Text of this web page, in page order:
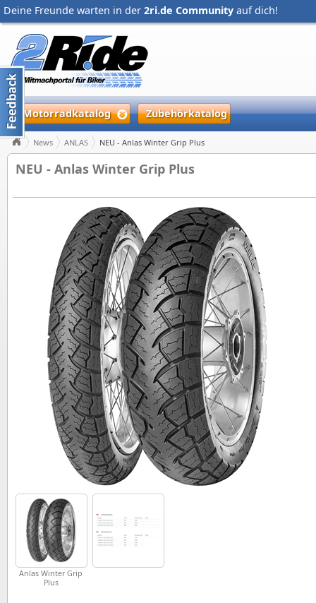
Deine Freunde warten in der 2ri.de Community auf dich!
Motorradkatalog Zubehörkatalog
News ANLAS NEU - Anlas Winter Grip Plus
NEU - Anlas Winter Grip Plus
Anlas Winter Grip
Plus